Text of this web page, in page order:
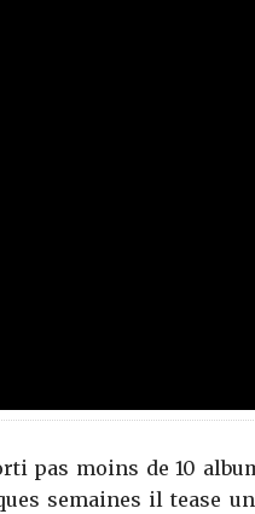
pas moins de 10
semaines il tease